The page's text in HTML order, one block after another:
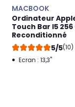
MACBOOK
Ordinateur Apple
Touch Bar I5
Reconditionné
5/5(10)
Ecran : 13,3"